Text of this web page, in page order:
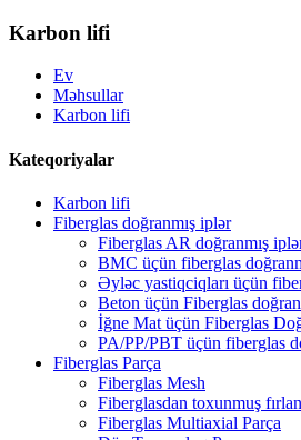
Karbon lifi
Ev
Məhsullar
Karbon lifi
Kateqoriyalar
Karbon lifi
Fiberglas doğranmış iplər
Fiberglas AR doğranmış
BMC üçün fiberglas
Əyləc yastiqciqları üçün
Beton üçün Fiberglas
İğne Mat üçün Fiberglas
PA/PP/PBT üçün fiberglas
Fiberglas Parça
Fiberglas Mesh
Fiberglasdan toxunmuş
Fiberglas Multiaxial Parça